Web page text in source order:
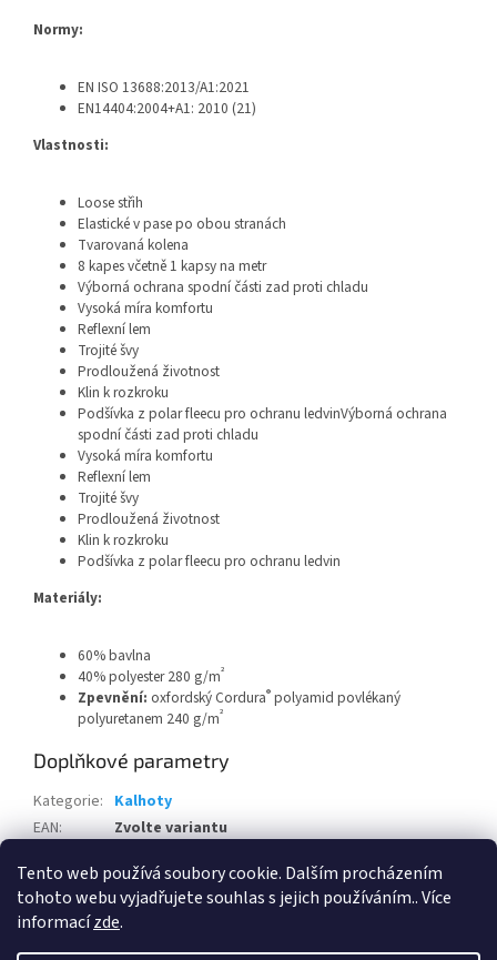
Tento web používá soubory cookie. Dalším procházením
tohoto webu vyjadřujete souhlas s jejich používáním.. Více
informacízde.
Normy:
EN ISO 13688:2013/A1:2021
EN14404:2004+A1: 2010 (21)
Vlastnosti:
Loose střih
Elastické v pase po obou stranách
Tvarovaná kolena
8 kapes včetně 1 kapsy na metr
Výborná ochrana spodní části zad proti chladu
Vysoká míra komfortu
Reflexní lem
Trojité švy
Prodloužená životnost
Klin k rozkroku
Podšívka z polar fleecu pro ochranu ledvinVýborná ochrana
spodní části zad proti chladu
Vysoká míra komfortu
Reflexní lem
Trojité švy
Prodloužená životnost
Klin k rozkroku
Podšívka z polar fleecu pro ochranu ledvin
Materiály:
60% bavlna
40% polyester 280 g/m²
Zpevnění: oxfordský Cordura® polyamid povlékaný
polyuretanem 240 g/m²
Doplňkové parametry
Kategorie: Kalhoty
EAN:
Zvolte variantu